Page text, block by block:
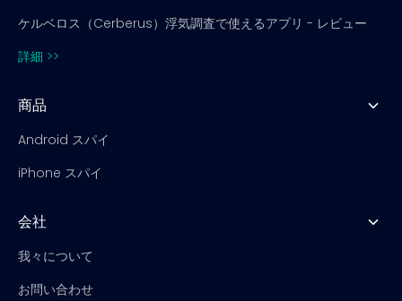
ケルベロス（Cerberus）浮気調査で使えるアプリ - レビュー
詳細 >>
商品
Android スパイ
iPhone スパイ
会社
我々について
お問い合わせ